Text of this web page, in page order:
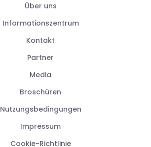
Über uns
Informationszentrum
Kontakt
Partner
Media
Broschüren
Nutzungsbedingungen
Impressum
Cookie-Richtlinie